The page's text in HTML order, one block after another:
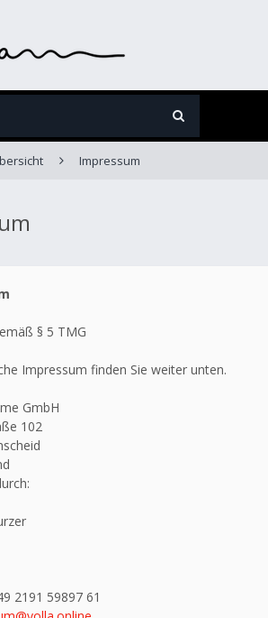
Impressum
§ 5 TMG
Impressum finden Sie weiter unten.
GmbH
102
2191 59897 61